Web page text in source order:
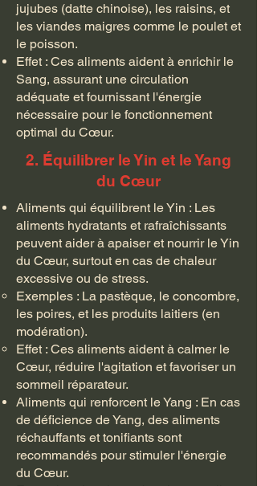
jujubes (datte chinoise), les raisins, et
les viandes maigres comme le poulet et
le poisson.
Effet : Ces aliments aident à enrichir le
Sang, assurant une circulation
adéquate et fournissant l'énergie
nécessaire pour le fonctionnement
optimal du Cœur.
2. Équilibrer le Yin et le Yang
du Cœur
Aliments qui équilibrent le Yin : Les
aliments hydratants et rafraîchissants
peuvent aider à apaiser et nourrir le Yin
du Cœur, surtout en cas de chaleur
excessive ou de stress.
Exemples : La pastèque, le concombre,
les poires, et les produits laitiers (en
modération).
Effet : Ces aliments aident à calmer le
Cœur, réduire l'agitation et favoriser un
sommeil réparateur.
Aliments qui renforcent le Yang : En cas
de déficience de Yang, des aliments
réchauffants et tonifiants sont
recommandés pour stimuler l'énergie
du Cœur.